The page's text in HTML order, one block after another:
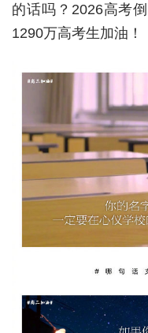
环球
极客圈
经济
城建
科教
悠游
汽车
的话吗？2026高考
1290万高考生加油！